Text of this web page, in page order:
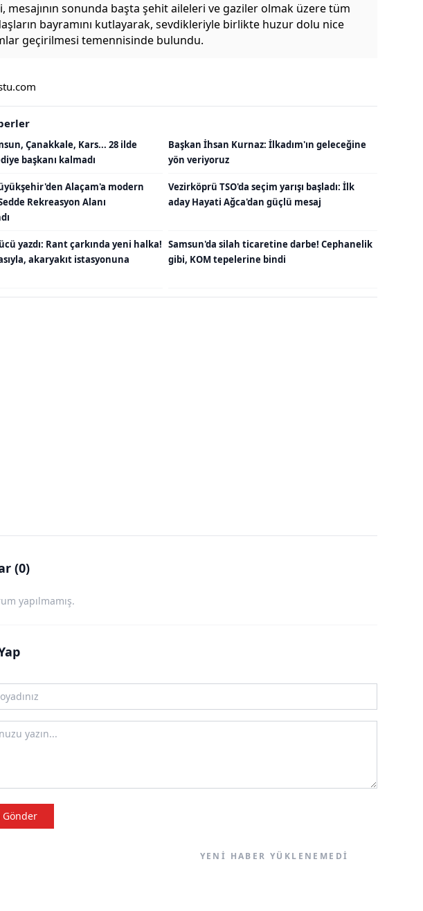
mesajının sonunda başta şehit aileleri ve gaziler olmak üzere tüm
bayramını kutlayarak, sevdikleriyle birlikte huzur dolu nice
geçirilmesi temennisinde bulundu.
Çanakkale, Kars... 28 ilde
başkanı kalmadı
Başkan İhsan Kurnaz: İlkadım'ın geleceğine
yön veriyoruz
Alaçam'a modern
Rekreasyon Alanı
Vezirköprü TSO'da seçim yarışı başladı: İlk
aday Hayati Ağca'dan güçlü mesaj
yazdı: Rant çarkında yeni halka!
akaryakıt istasyonuna
Samsun'da silah ticaretine darbe! Cephanelik
gibi, KOM tepelerine bindi
(0)
yapılmamış.
Gönder
YENI HABER YÜKLENEMEDI